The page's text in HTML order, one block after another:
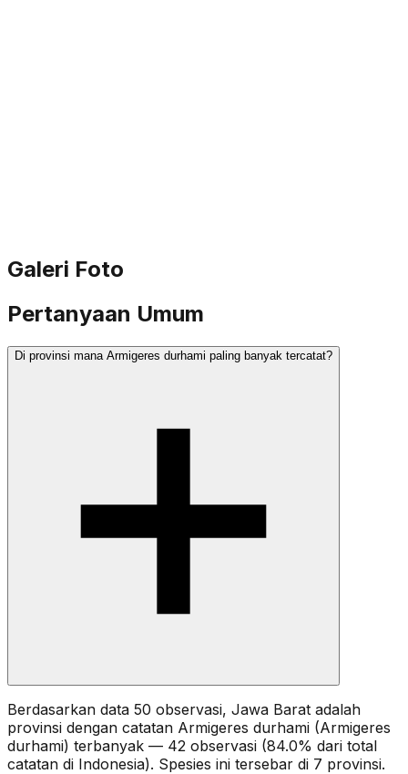
Galeri Foto
Pertanyaan Umum
Di provinsi mana Armigeres durhami paling banyak tercatat?
Berdasarkan data 50 observasi, Jawa Barat adalah
provinsi dengan catatan Armigeres durhami (Armigeres
durhami) terbanyak — 42 observasi (84.0% dari total
catatan di Indonesia). Spesies ini tersebar di 7 provinsi.